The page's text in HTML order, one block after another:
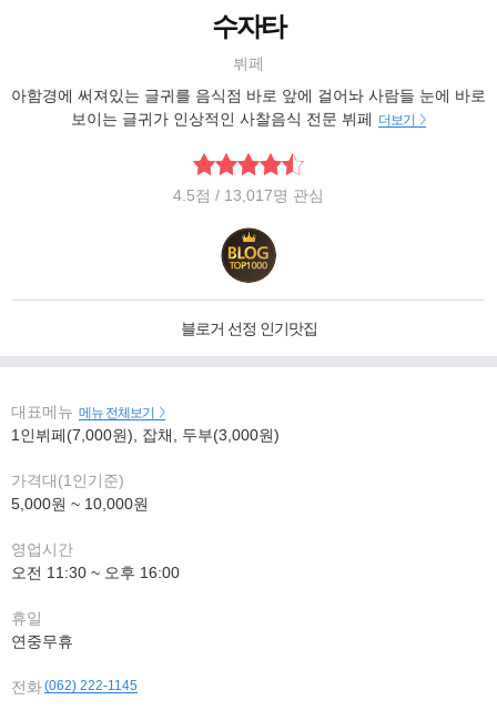
수자타
뷔페
아함경에 써져있는 글귀를 음식점 바로 앞에 걸어놔 사람들 눈에 바로
보이는 글귀가 인상적인 사찰음식 전문 뷔페 더보기
4.5점 / 13,017명 관심
블로거 선정 인기맛집
대표메뉴 메뉴 전체보기
1인뷔페(7,000원), 잡채, 두부(3,000원)
가격대(1인기준)
5,000원 ~ 10,000원
영업시간
오전 11:30 ~ 오후 16:00
휴일
연중무휴
전화(062) 222-1145